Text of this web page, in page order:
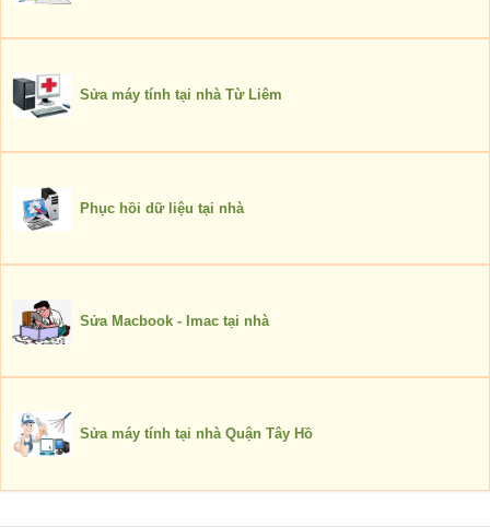
Sửa máy tính tại nhà Từ Liêm
Phục hồi dữ liệu tại nhà
Sửa Macbook - Imac tại nhà
Sửa máy tính tại nhà Quận Tây Hồ